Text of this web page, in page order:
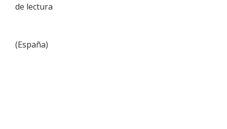
de lectura
(España)